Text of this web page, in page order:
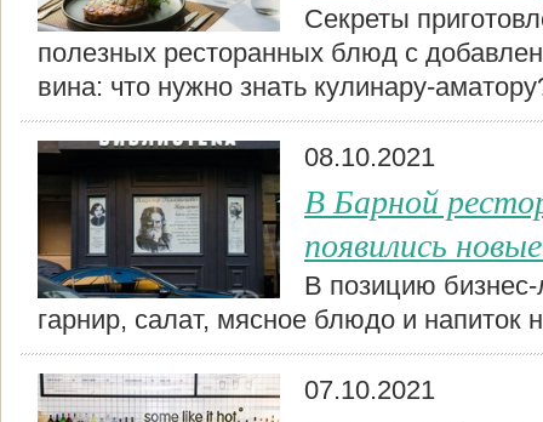
Секреты
полезных ресторанных блюд с
вина: что нужно знать кулинару-
08.10.2021
В Барной
появились
В позицию
гарнир, салат, мясное блюдо и напиток
07.10.2021